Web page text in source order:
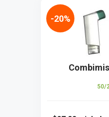
50/
-20%